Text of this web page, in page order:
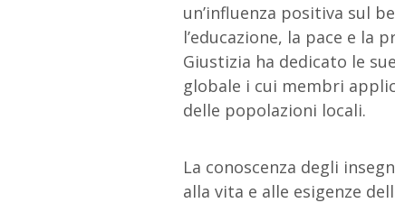
un’influenza positiva sul
l’educazione, la pace e la
Giustizia ha dedicato le
globale i cui membri
delle popolazioni locali.
La conoscenza degli
alla vita e alle esigenze